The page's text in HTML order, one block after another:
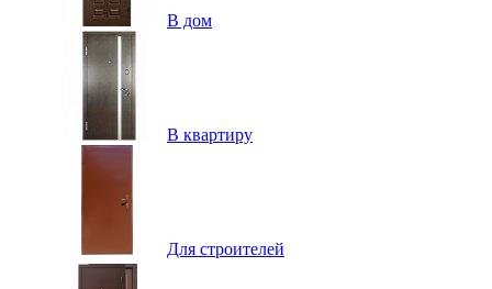
В дом
В квартиру
Для строителей